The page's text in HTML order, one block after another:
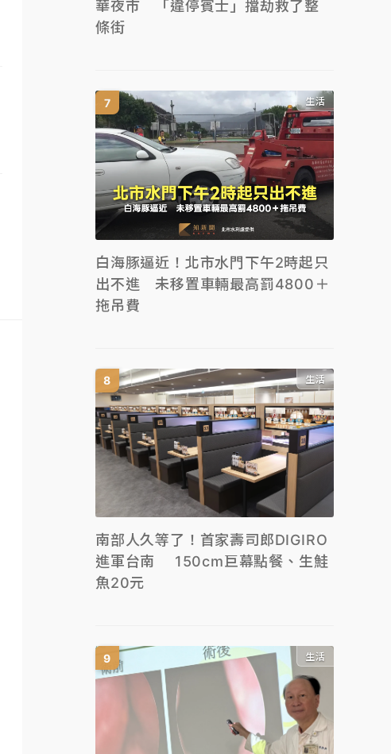
華夜市 「違停賓士」擋劫救了整
條街
生活
白海豚逼近！北市水門下午2時起只
出不進 未移置車輛最高罰4800＋
拖吊費
生活
南部人久等了！首家壽司郎DIGIRO
進軍台南 150cm巨幕點餐、生鮭
魚20元
生活